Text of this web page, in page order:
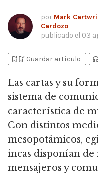
por Mark
Cardozo
publicado el 03
bookmark_addbookmark_added Guardar artículo
Las cartas y su
sistema de
característica de
Con distintos
mesopotámicos,
incas disponían
mensajeros y